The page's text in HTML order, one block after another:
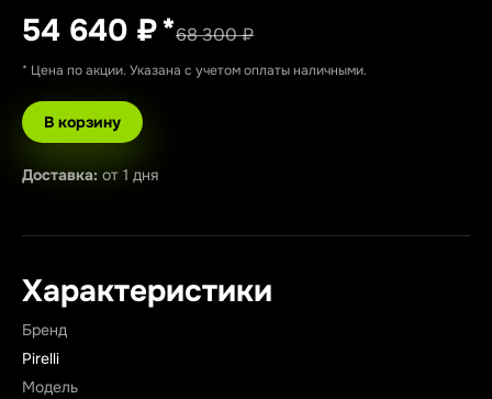
54 640 ₽*68 300 ₽
* Цена по акции. Указана с учетом оплаты наличными.
В корзину
Доставка: от 1 дня
Характеристики
Бренд
Pirelli
Модель